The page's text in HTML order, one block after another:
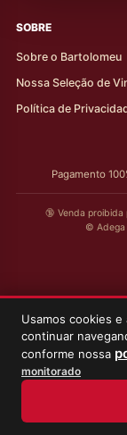
Usamos cookies
continuar
conforme nossa
monitorado
SOBRE
Sobre o Bartolomeu
Nossa Seleção de
Política de
Pagamento
🔞 Venda proibida
© Adega